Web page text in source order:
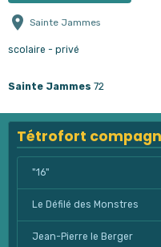
Sainte Jammes
scolaire - privé
Sainte Jammes 72
Tétrofort
"16"
Le Défilé des Monstres
Jean-Pierre le Berger